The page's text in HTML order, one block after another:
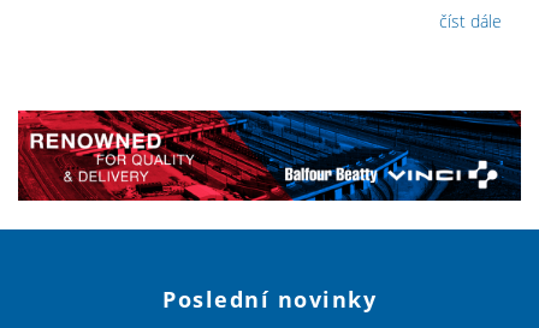
číst dále
Poslední novinky